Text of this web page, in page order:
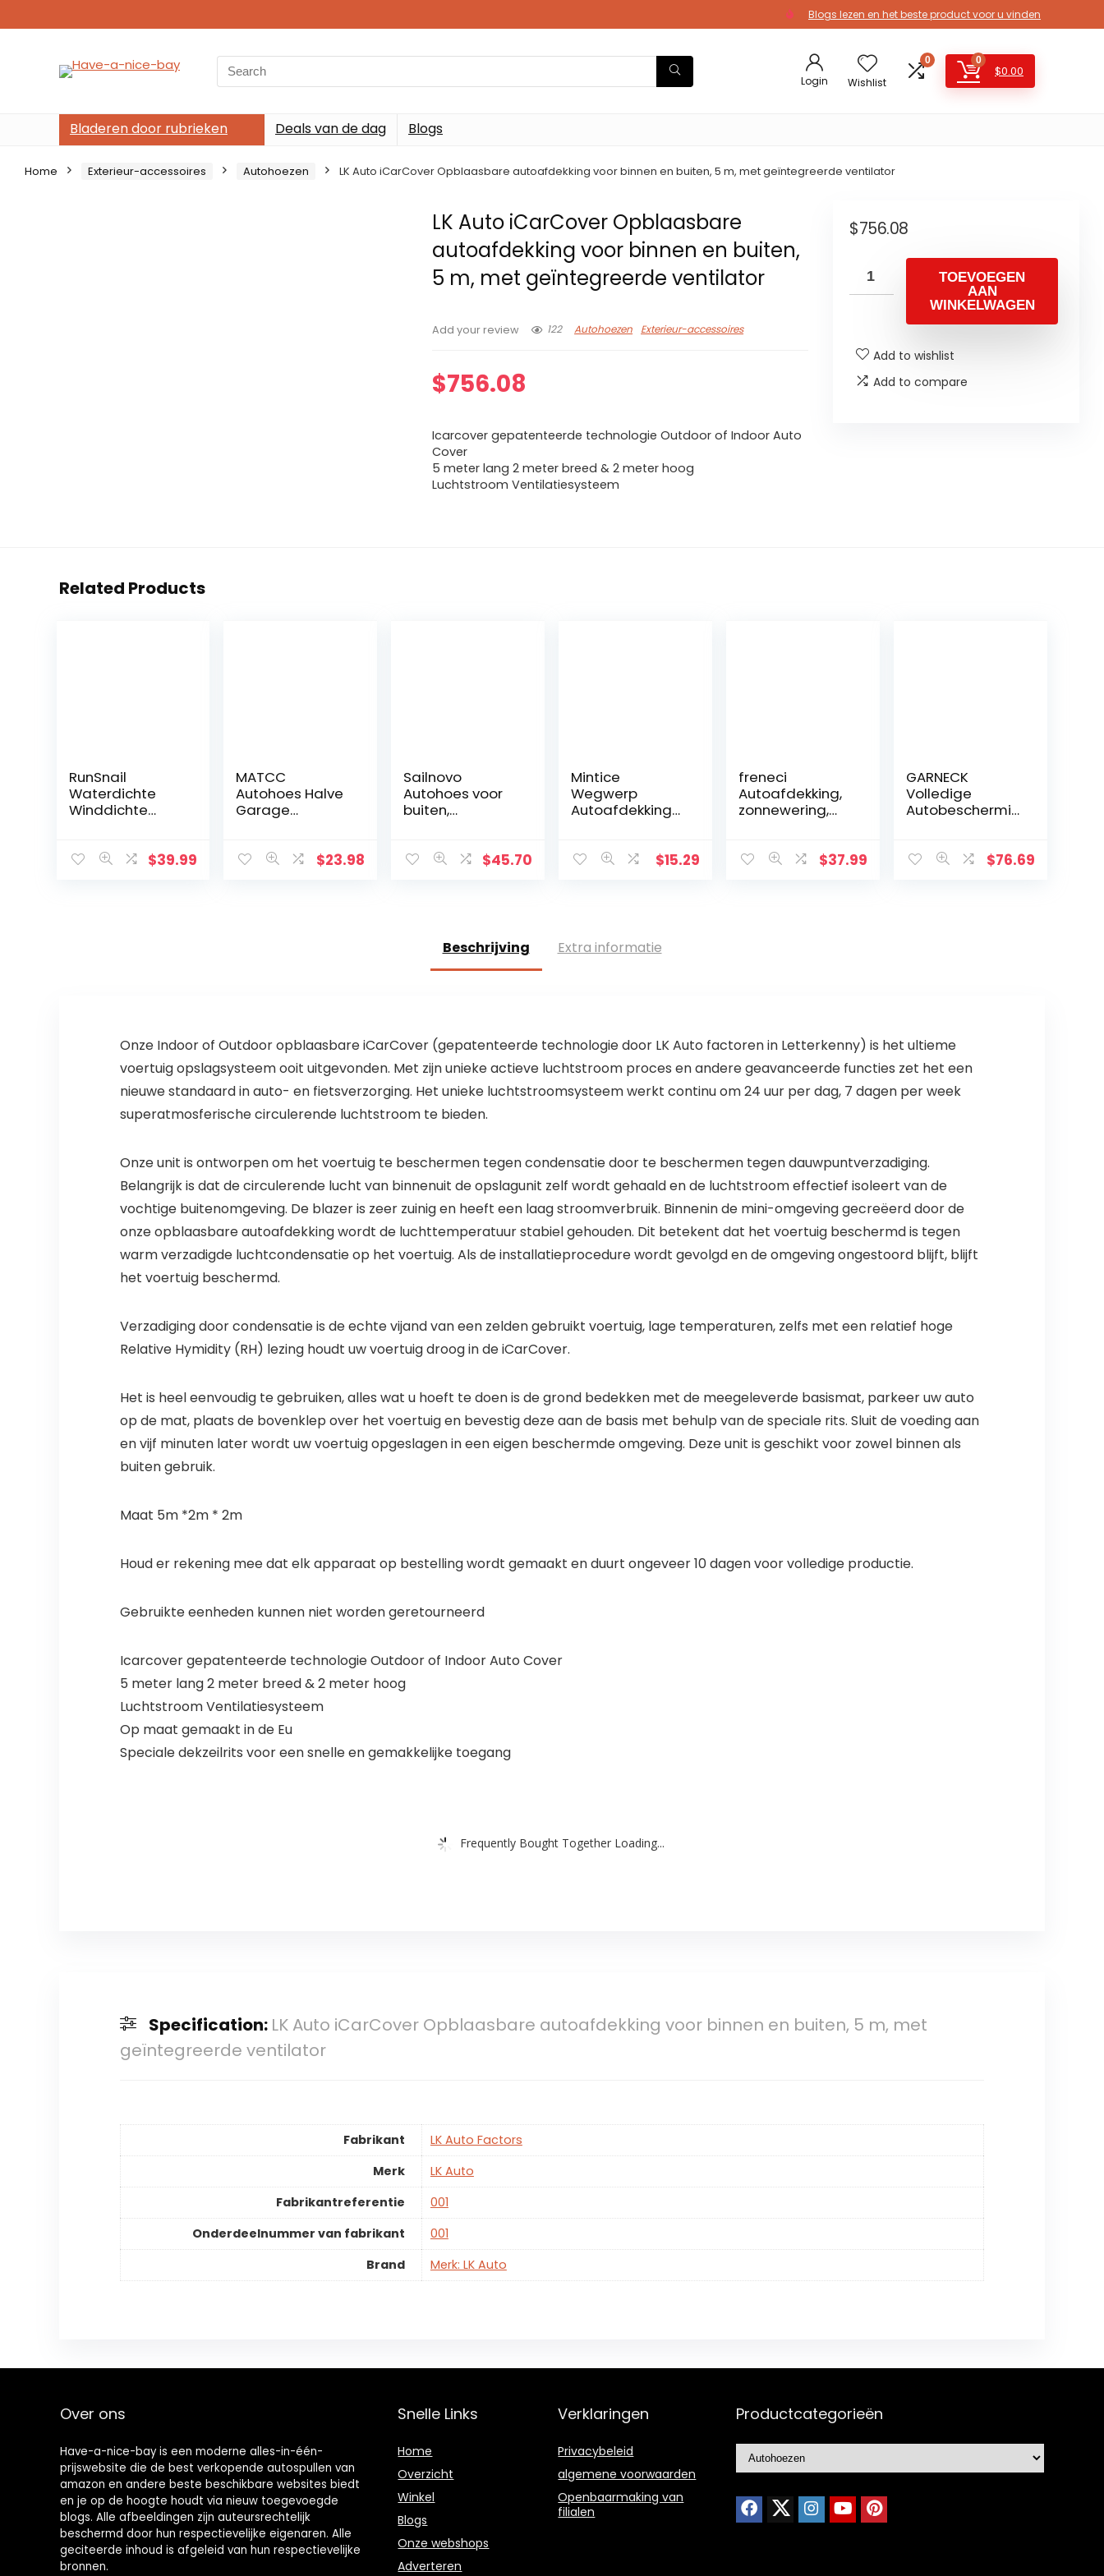
Blogs lezen en het beste product voor u vinden
Search
for:
Login Wishlist
0 0
$0.00
Bladeren door rubrieken Deals van de dag Blogs
Home Exterieur-accessoires Autohoezen LK Auto iCarCover Opblaasbare autoafdekking voor binnen en buiten, 5 m, met geïntegreerde ventilator
LK Auto iCarCover Opblaasbare
autoafdekking voor binnen en buiten,
5 m, met geïntegreerde ventilator
Add your review 122 Autohoezen Exterieur-accessoires
$756.08
Icarcover gepatenteerde technologie Outdoor of Indoor Auto
Cover
5 meter lang 2 meter breed & 2 meter hoog
Luchtstroom Ventilatiesysteem
$756.08
TOEVOEGEN
AAN
WINKELWAGEN
Add to wishlist
Add to compare
Related Products
RunSnail
Waterdichte
Winddichte
Dikke Autohoes
$39.99
MATCC
Autohoes Halve
Garage
Bescherming
$23.98
Sailnovo
Autohoes voor
buiten,
waterdicht, zon,
$45.70
Mintice
Wegwerp
Autoafdekking
Waterdicht
$15.29
freneci
Autoafdekking,
zonnewering,
garage,
$37.99
GARNECK
Volledige
Autobeschermin
Autohoezen$76.69
Beschrijving Extra informatie
Onze Indoor of Outdoor opblaasbare iCarCover (gepatenteerde technologie door LK Auto factoren in Letterkenny) is het ultieme
voertuig opslagsysteem ooit uitgevonden. Met zijn unieke actieve luchtstroom proces en andere geavanceerde functies zet het een
nieuwe standaard in auto- en fietsverzorging. Het unieke luchtstroomsysteem werkt continu om 24 uur per dag, 7 dagen per week
superatmosferische circulerende luchtstroom te bieden.
Onze unit is ontworpen om het voertuig te beschermen tegen condensatie door te beschermen tegen dauwpuntverzadiging.
Belangrijk is dat de circulerende lucht van binnenuit de opslagunit zelf wordt gehaald en de luchtstroom effectief isoleert van de
vochtige buitenomgeving. De blazer is zeer zuinig en heeft een laag stroomverbruik. Binnenin de mini-omgeving gecreëerd door de
onze opblaasbare autoafdekking wordt de luchttemperatuur stabiel gehouden. Dit betekent dat het voertuig beschermd is tegen
warm verzadigde luchtcondensatie op het voertuig. Als de installatieprocedure wordt gevolgd en de omgeving ongestoord blijft, blijft
het voertuig beschermd.
Verzadiging door condensatie is de echte vijand van een zelden gebruikt voertuig, lage temperaturen, zelfs met een relatief hoge
Relative Hymidity (RH) lezing houdt uw voertuig droog in de iCarCover.
Het is heel eenvoudig te gebruiken, alles wat u hoeft te doen is de grond bedekken met de meegeleverde basismat, parkeer uw auto
op de mat, plaats de bovenklep over het voertuig en bevestig deze aan de basis met behulp van de speciale rits. Sluit de voeding aan
en vijf minuten later wordt uw voertuig opgeslagen in een eigen beschermde omgeving. Deze unit is geschikt voor zowel binnen als
buiten gebruik.
Maat 5m *2m * 2m
Houd er rekening mee dat elk apparaat op bestelling wordt gemaakt en duurt ongeveer 10 dagen voor volledige productie.
Gebruikte eenheden kunnen niet worden geretourneerd
Icarcover gepatenteerde technologie Outdoor of Indoor Auto Cover
5 meter lang 2 meter breed & 2 meter hoog
Luchtstroom Ventilatiesysteem
Op maat gemaakt in de Eu
Speciale dekzeilrits voor een snelle en gemakkelijke toegang
Frequently Bought Together Loading...
Specification: LK Auto iCarCover Opblaasbare autoafdekking voor binnen en buiten, 5 m, met
geïntegreerde ventilator
Fabrikant
LK Auto Factors
Merk
LK Auto
Fabrikantreferentie
001
Onderdeelnummer van fabrikant
001
Brand
Merk: LK Auto
Over ons
Have-a-nice-bay is een moderne alles-in-één-
prijswebsite die de best verkopende autospullen van
amazon en andere beste beschikbare websites biedt
en je op de hoogte houdt via nieuw toegevoegde
blogs. Alle afbeeldingen zijn auteursrechtelijk
beschermd door hun respectievelijke eigenaren. Alle
geciteerde inhoud is afgeleid van hun respectievelijke
bronnen.
Snelle Links
Home
Overzicht
Winkel
Blogs
Onze webshops
Adverteren
Verklaringen
Privacybeleid
algemene voorwaarden
Openbaarmaking van
filialen
Productcategorieën